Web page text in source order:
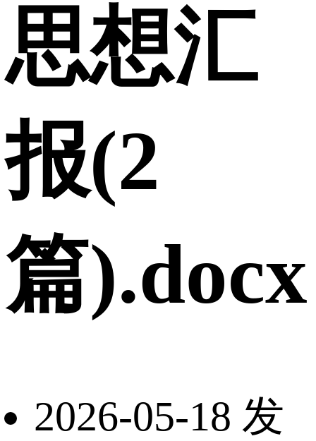
思想汇
报(2
篇).docx
2026-05-18 发